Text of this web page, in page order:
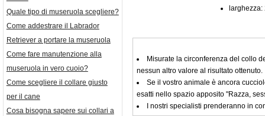
Quale tipo di museruola scegliere?
Come addestrare il Labrador
Retriever a portare la museruola
Come fare manutenzione alla
museruola in vero cuoio?
Come scegliere il collare giusto
per il cane
Cosa bisogna sapere sui collari a
larghezza:
Misurate la circonferenza del collo
nessun altro valore al risultato ottenuto.
Se il vostro animale è ancora
esatti nello spazio apposito "Razza,
I nostri specialisti prenderanno in